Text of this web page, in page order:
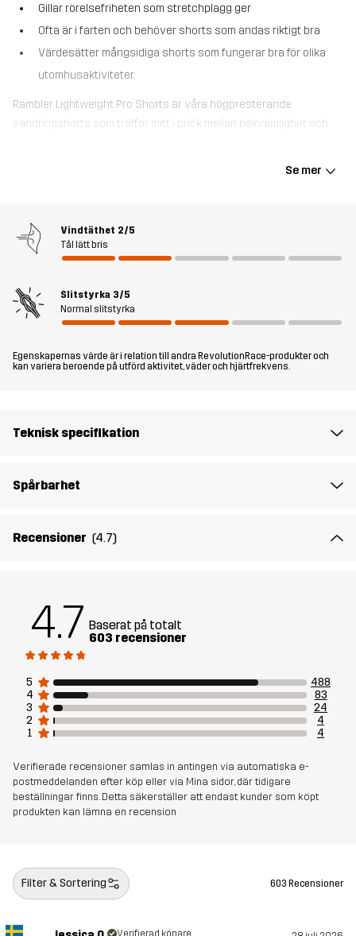
Gillar rörelsefriheten som stretchplagg ger
Ofta är i farten och behöver shorts som andas riktigt bra
Värdesätter mångsidiga shorts som fungerar bra för olika
utomhusaktiviteter.
Rambler Lightweight Pro Shorts är våra högpresterande
vandringshorts som träffar mitt i prick mellan bekvämlighet och
har flera fickor för att hålla din mobiltelefon och andra prylar
lättillgängliga, inklusive en öppen lårficka. Rambler Lightweight Pro
utmärkt för vandring, hundpromenader och andra
utomhusaktiviteter som kräver stor flexibilitet och bekvämlighet.
Modellen är 174 cm väger 63 kg och har storlek M.
Material 1 65% Polyester (Återvunnen), 35% Bomull
Material 2
Polyester
88% Polyamid (Återvunnen), 12% Elastan
Vikt 199g i storlek M
Hållbarhet Återvunna detaljer läs här
Skapad för VANDRING ALL-ROUND
Se mer
Vindtäthet 2/5
Tål lätt bris
Slitstyrka 3/5
Normal slitstyrka
Egenskapernas värde är i relation till andra RevolutionRace-produkter och
kan variera beroende på utförd aktivitet, väder och hjärtfrekvens.
Teknisk specifikation
Spårbarhet
Recensioner (4.7)
4.7 Baserat på totalt
603 recensioner
5
488
4
83
3
24
2
4
1
4
Verifierade recensioner samlas in antingen via automatiska e-
postmeddelanden efter köp eller via Mina sidor, där tidigare
beställningar finns. Detta säkerställer att endast kunder som köpt
produkten kan lämna en recension
Filter & Sortering 603 Recensioner
Verifierad köpare